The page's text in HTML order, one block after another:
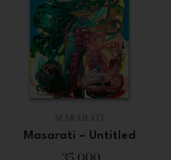
MA$ARATI
Masarati – Untitled